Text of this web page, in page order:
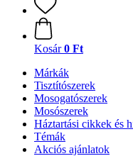
Kosár 0 Ft
Márkák
Tisztítószerek
Mosogatószerek
Mosószerek
Háztartási cikkek és
Témák
Akciós ajánlatok